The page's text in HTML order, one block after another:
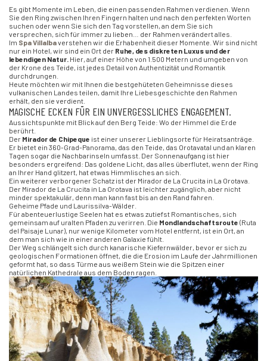
Es gibt Momente im Leben, die einen passenden Rahmen verdienen. Wenn
Sie den Ring zwischen Ihren Fingern halten und nach den perfekten Worten
suchen oder wenn Sie sich den Tag vorstellen, an dem Sie sich
versprechen, sich für immer zu lieben… der Rahmen verändert alles.
Im Spa Villalbaverstehen wir die Erhabenheit dieser Momente. Wir sind nicht
nur ein Hotel, wir sind ein Ort der Ruhe, des diskreten Luxus und der
lebendigen Natur. Hier, auf einer Höhe von 1.500 Metern und umgeben von
der Krone des Teide, ist jedes Detail von Authentizität und Romantik
durchdrungen.
Heute möchten wir mit Ihnen die bestgehüteten Geheimnisse dieses
vulkanischen Landes teilen, damit Ihre Liebesgeschichte den Rahmen
erhält, den sie verdient.
MAGISCHE ECKEN FÜR EIN UNVERGESSLICHES ENGAGEMENT.
Aussichtspunkte mit Blick auf den Berg Teide: Wo der Himmel die Erde
berührt.
Der Mirador de Chipeque ist einer unserer Lieblingsorte für Heiratsanträge.
Er bietet ein 360-Grad-Panorama, das den Teide, das Orotavatal und an klaren
Tagen sogar die Nachbarinseln umfasst. Der Sonnenaufgang ist hier
besonders ergreifend: Das goldene Licht, das alles überflutet, wenn der Ring
an Ihrer Hand glitzert, hat etwas Himmlisches an sich.
Ein weiterer verborgener Schatz ist der Mirador de La Crucita in La Orotava.
Der Mirador de La Crucita in La Orotava ist leichter zugänglich, aber nicht
minder spektakulär, denn man kann fast bis an den Rand fahren.
Geheime Pfade und Laurissilva-Wälder.
Für abenteuerlustige Seelen hat es etwas zutiefst Romantisches, sich
gemeinsam auf uralten Pfaden zu verirren. Die Mondlandschaftsroute (Ruta
del Paisaje Lunar), nur wenige Kilometer vom Hotel entfernt, ist ein Ort, an
dem man sich wie in einer anderen Galaxie fühlt.
Der Weg schlängelt sich durch kanarische Kiefernwälder, bevor er sich zu
geologischen Formationen öffnet, die die Erosion im Laufe der Jahrmillionen
geformt hat, so dass Türme aus weißem Stein wie die Spitzen einer
natürlichen Kathedrale aus dem Boden ragen.